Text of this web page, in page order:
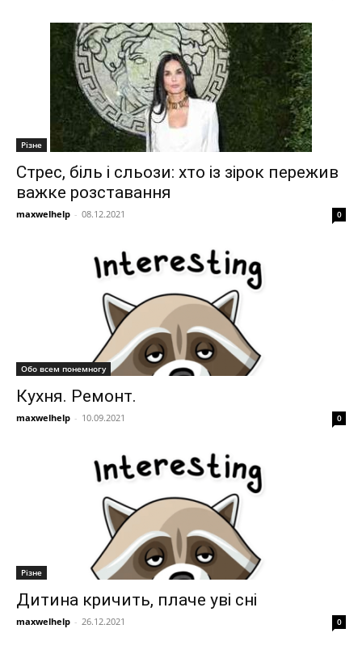
Різне
Стрес, біль і сльози: хто із зірок пережив
важке розставання
maxwelhelp - 08.12.2021 0
Обо всем понемногу
Кухня. Ремонт.
maxwelhelp - 10.09.2021 0
Різне
Дитина кричить, плаче уві сні
maxwelhelp - 26.12.2021 0